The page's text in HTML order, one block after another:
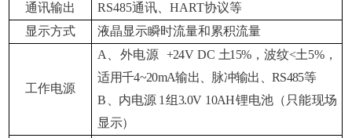
通讯输出
RS485通讯、HART协议等
显示方式
液晶显示瞬时流量和累积流量
工作电源
A 、外电源 +24V DC 土15%，波纹<土5%，
适用千4~20mA输出、脉冲输出、RS485等
B 、内电源 1 组3.0V 10AH锂电池（只能现场
显示）